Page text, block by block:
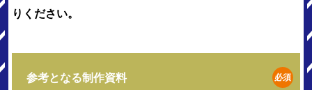
りください。
参考となる制作資料 必須